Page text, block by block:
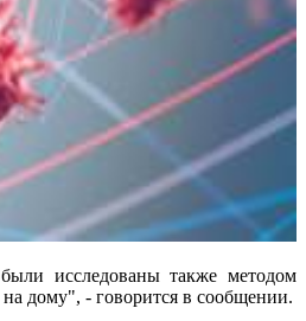
исследованы также методом
дому", - говорится в сообщении.